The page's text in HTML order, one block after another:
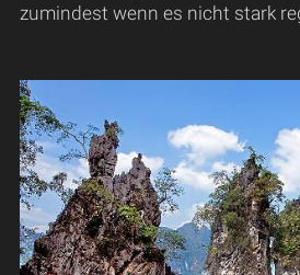
zumindest wenn es nicht stark